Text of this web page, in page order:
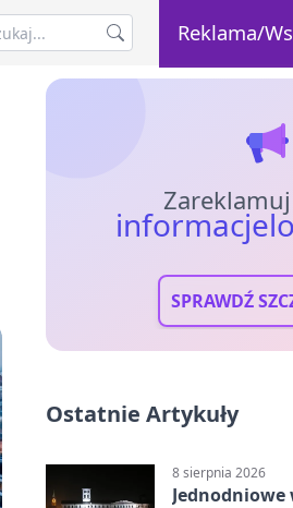
Reklama/
SPRAWDŹ
Ostatnie Artykuły
8 sierpnia 2026
Jednodniowe